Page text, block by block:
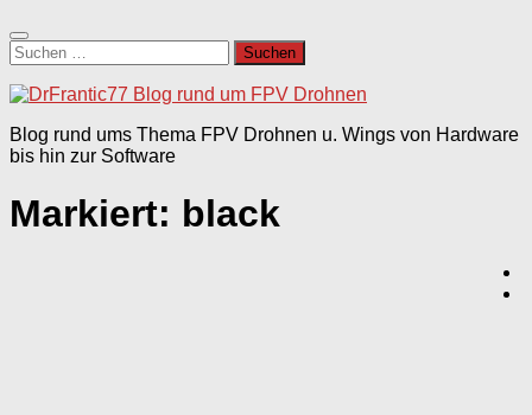
Suchen
nach:
Blog rund ums Thema FPV Drohnen u. Wings von Hardware
bis hin zur Software
Markiert: black